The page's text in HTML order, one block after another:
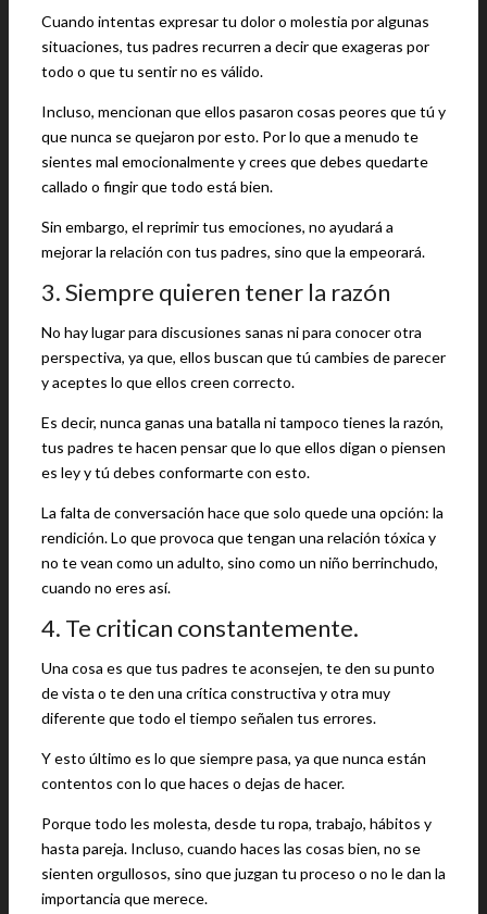
Cuando intentas expresar tu dolor o molestia por algunas
situaciones, tus padres recurren a decir que exageras por
todo o que tu sentir no es válido.
Incluso, mencionan que ellos pasaron cosas peores que tú y
que nunca se quejaron por esto. Por lo que a menudo te
sientes mal emocionalmente y crees que debes quedarte
callado o fingir que todo está bien.
Sin embargo, el reprimir tus emociones, no ayudará a
mejorar la relación con tus padres, sino que la empeorará.
3. Siempre quieren tener la razón
No hay lugar para discusiones sanas ni para conocer otra
perspectiva, ya que, ellos buscan que tú cambies de parecer
y aceptes lo que ellos creen correcto.
Es decir, nunca ganas una batalla ni tampoco tienes la razón,
tus padres te hacen pensar que lo que ellos digan o piensen
es ley y tú debes conformarte con esto.
La falta de conversación hace que solo quede una opción: la
rendición. Lo que provoca que tengan una relación tóxica y
no te vean como un adulto, sino como un niño berrinchudo,
cuando no eres así.
4. Te critican constantemente.
Una cosa es que tus padres te aconsejen, te den su punto
de vista o te den una crítica constructiva y otra muy
diferente que todo el tiempo señalen tus errores.
Y esto último es lo que siempre pasa, ya que nunca están
contentos con lo que haces o dejas de hacer.
Porque todo les molesta, desde tu ropa, trabajo, hábitos y
hasta pareja. Incluso, cuando haces las cosas bien, no se
sienten orgullosos, sino que juzgan tu proceso o no le dan la
importancia que merece.